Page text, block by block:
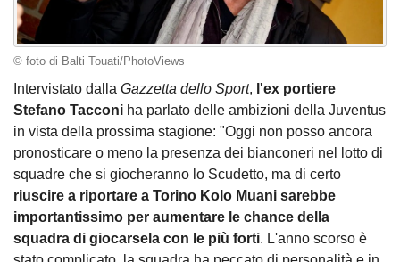
© foto di Balti Touati/PhotoViews
Intervistato dalla Gazzetta dello Sport, l'ex portiere
Stefano Tacconi ha parlato delle ambizioni della Juventus
in vista della prossima stagione: "Oggi non posso ancora
pronosticare o meno la presenza dei bianconeri nel lotto di
squadre che si giocheranno lo Scudetto, ma di certo
riuscire a riportare a Torino Kolo Muani sarebbe
importantissimo per aumentare le chance della
squadra di giocarsela con le più forti. L'anno scorso è